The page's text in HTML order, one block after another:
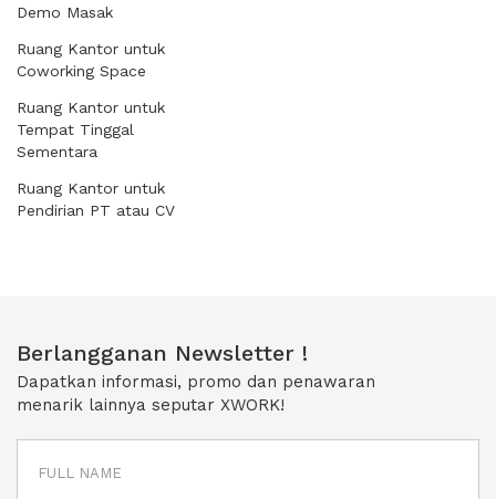
Demo Masak
Ruang Kantor untuk
Coworking Space
Ruang Kantor untuk
Tempat Tinggal
Sementara
Ruang Kantor untuk
Pendirian PT atau CV
Berlangganan Newsletter !
Dapatkan informasi, promo dan penawaran
menarik lainnya seputar XWORK!